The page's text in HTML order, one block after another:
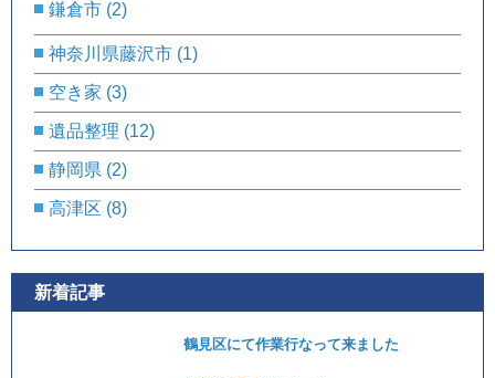
鎌倉市 (2)
神奈川県藤沢市 (1)
空き家 (3)
遺品整理 (12)
静岡県 (2)
高津区 (8)
新着記事
鶴見区にて作業行なって来ました